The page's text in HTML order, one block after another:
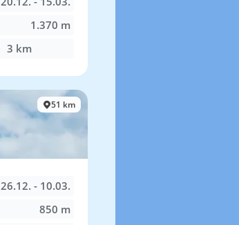
1.370 m
3 km
51 km
26.12. - 10.03.
850 m